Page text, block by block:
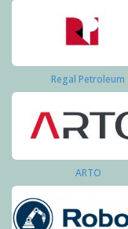
Regal Petroleum
ARTO